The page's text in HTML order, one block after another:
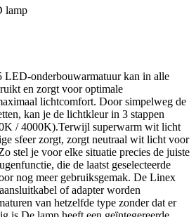
lamp
onderbouwarmatuur kan in alle
en zorgt voor optimale
lichtcomfort. Door simpelweg de
kan je de lichtkleur in 3 stappen
/ 4000K).Terwijl superwarm wit licht
sfeer zorgt, zorgt neutraal wit licht voor
stel je voor elke situatie precies de juiste
die de laatst geselecteerde
nog meer gebruiksgemak. De Linex
of adapter worden
van hetzelfde type zonder dat er